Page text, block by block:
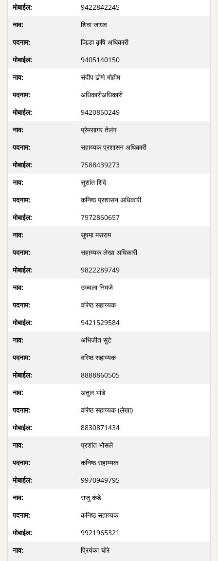
9422842245
शिवा जाधव
जिल्हा कृषि अधिकारी
9405140150
संदीप ढोणे मोहीम
अधिकारीअधिकारी
9420850249
प्रेमसागर तेलंग
सहाय्यक प्रशासन अधिकारी
7588439273
सुशांत शिंदे
कनिष्ठ प्रशासन अधिकारी
7972860657
सुषमा मसराम
सहाय्यक लेखा अधिकारी
9822289749
उज्वला निमजे
वरिष्ठ सहाय्यक
9421529584
अभिजीत सुटे
वरिष्ठ सहाय्यक
8888860505
अतुल भांडे
वरिष्ठ सहाय्यक (लेखा)
8830871434
प्रशांत भोसले
कनिष्ठ सहाय्यक
9970949795
राजु कंडे
कनिष्ठ सहाय्यक
9921965321
प्रियंका चोरे